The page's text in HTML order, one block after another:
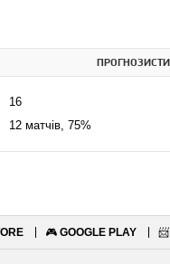
ПРОГНОЗИСТИ
16
12 матчів, 75%
🎮 GOOGLE PLAY 📨